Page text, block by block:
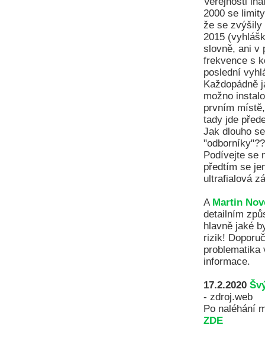
2000 se
že se zvýšily
2015
slovně, ani v
frekvence s
poslední
Každopádně
možno
prvním
tady jde
Jak dlouho
Podívejte se
předtím se
ultrafialová
A Martin
detailním
hlavně jaké
rizik!
informace.
17.2.2020
- zdroj.web
Po naléhání
ZDE